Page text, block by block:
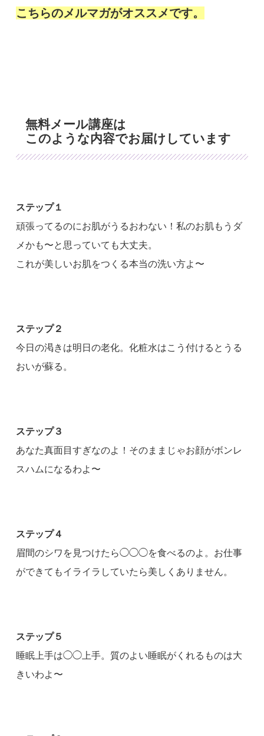
こちらのメルマガがオススメです。
無料メール講座は
このような内容でお届けしています
ステップ１
頑張ってるのにお肌がうるおわない！私のお肌もうダ
メかも〜と思っていても大丈夫。
これが美しいお肌をつくる本当の洗い方よ〜
ステップ２
今日の渇きは明日の老化。化粧水はこう付けるとうる
おいが蘇る。
ステップ３
あなた真面目すぎなのよ！そのままじゃお顔がボンレ
スハムになるわよ〜
ステップ４
眉間のシワを見つけたら◯◯◯を食べるのよ。お仕事
ができてもイライラしていたら美しくありません。
ステップ５
睡眠上手は◯◯上手。質のよい睡眠がくれるものは大
きいわよ〜